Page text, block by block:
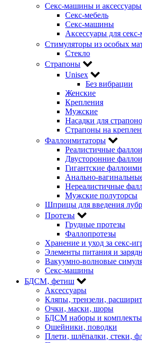
Секс-машины и аксессуары
Секс-мебель
Секс-машины
Аксессуары для
Стимуляторы из особых
Стекло
Страпоны
Unisex
Без вибрации
Женские
Крепления
Мужские
Насадки для
Страпоны на
Фаллоимитаторы
Реалистичные
Двусторонние
Гигантские
Анально-
Нереалистичные
Мужские полуторсы
Шприцы для введения
Протезы
Грудные протезы
Фаллопротезы
Хранение и уход за секс-
Элементы питания и
Вакуумно-волновые
Секс-машины
БДСМ‚ фетиш
Аксессуары
Кляпы‚ трензели‚
Очки‚ маски‚ шоры
БДСМ наборы и комплекты
Ошейники‚ поводки
Плети‚ шлёпалки‚ стеки‚